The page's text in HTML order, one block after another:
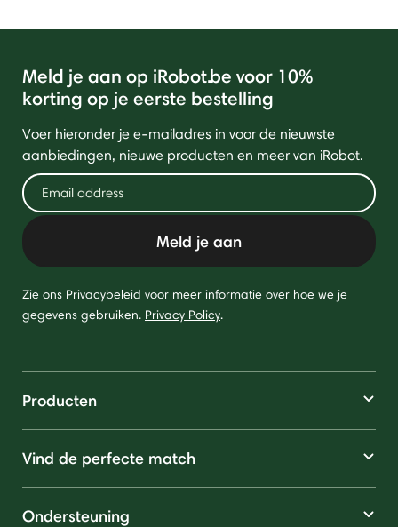
Meld je aan op iRobot.be voor 10%
korting op je eerste bestelling
Voer hieronder je e-mailadres in voor de nieuwste
aanbiedingen, nieuwe producten en meer van iRobot.
Meld je aan
Zie ons Privacybeleid voor meer informatie over hoe we je
gegevens gebruiken. Privacy Policy.
Producten
Vind de perfecte match
Ondersteuning